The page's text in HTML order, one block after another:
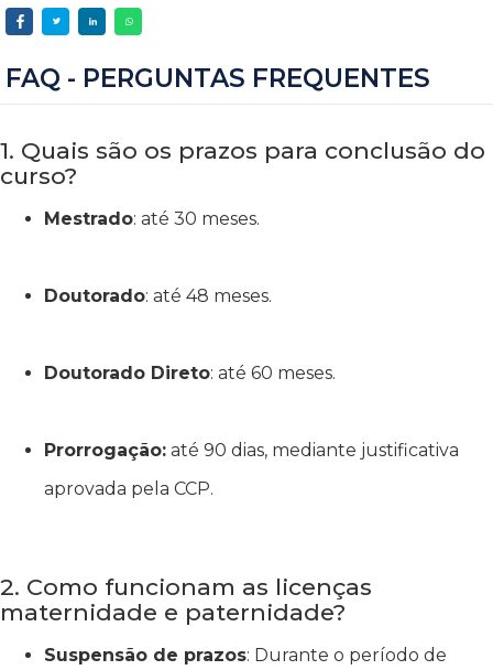
FAQ - PERGUNTAS FREQUENTES
1. Quais são os prazos para conclusão do
curso?
Mestrado: até 30 meses.
Doutorado: até 48 meses.
Doutorado Direto: até 60 meses.
Prorrogação: até 90 dias, mediante justificativa
aprovada pela CCP.
2. Como funcionam as licenças
maternidade e paternidade?
Suspensão de prazos: Durante o período de